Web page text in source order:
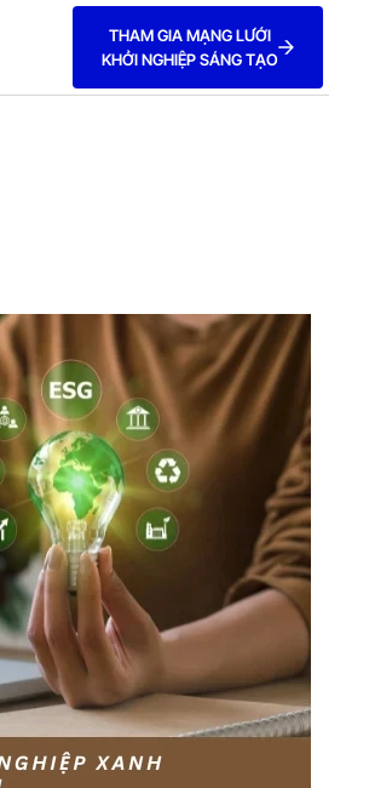
THAM GIA MẠNG LƯỚI
KHỞI NGHIỆP SÁNG TẠO